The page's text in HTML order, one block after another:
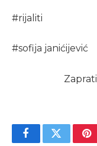
#rijaliti
#sofija janićijević
FacebookTwitter